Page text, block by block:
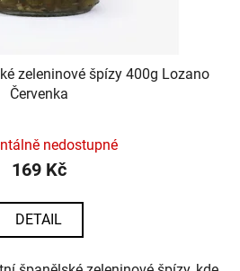
zeleninové špízy 400g Lozano
Červenka
nedostupné
169 Kč
DETAIL